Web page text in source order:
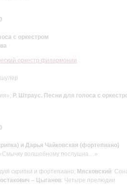
с оркестром
оркестр филармонии
Р. Штраус. Песни для голоса с
и Дарья Чайковская (фортепиано)
волшебному послушна…»
скрипки и фортепиано; Мясковский:
– Цыганов: Четыре прелюдии